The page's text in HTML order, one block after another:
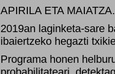
APIRILA ETA MAIATZA.
2019an laginketa-sare
ibaiertzeko hegazti
Programa honen
probabilitateari,